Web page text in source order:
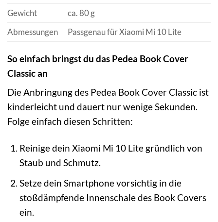
Gewicht
ca. 80 g
Abmessungen
Passgenau für Xiaomi Mi 10 Lite
So einfach bringst du das Pedea Book Cover
Classic an
Die Anbringung des Pedea Book Cover Classic ist
kinderleicht und dauert nur wenige Sekunden.
Folge einfach diesen Schritten:
Reinige dein Xiaomi Mi 10 Lite gründlich von
Staub und Schmutz.
Setze dein Smartphone vorsichtig in die
stoßdämpfende Innenschale des Book Covers
ein.